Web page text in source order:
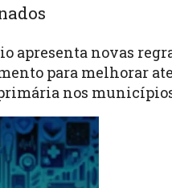
apresenta novas
para melhorar
nos